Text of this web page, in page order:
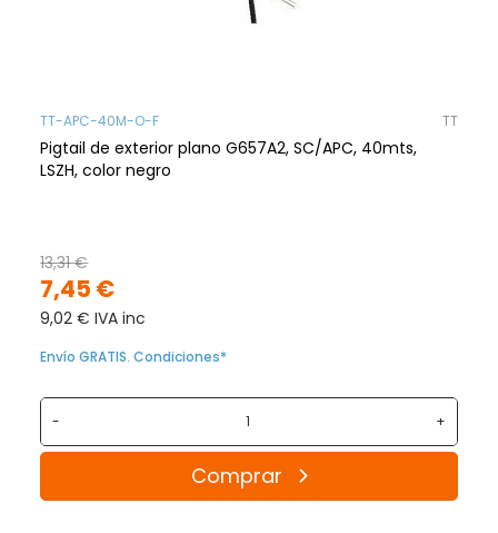
TT-APC-40M-O-F TT
Pigtail de exterior plano G657A2, SC/APC, 40mts,
LSZH, color negro
7,45 €
13,31 €
9,02 € IVA inc
Envío GRATIS. Condiciones*
- +
Comprar